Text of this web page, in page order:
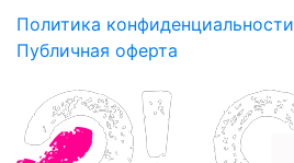
Политика конфиденциальности
Публичная оферта